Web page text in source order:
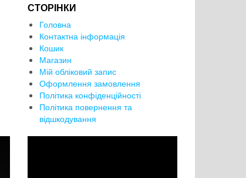
СТОРІНКИ
Головна
Контактна інформація
Кошик
Магазин
Мій обліковий запис
Оформлення замовлення
Політика конфіденційності
Політика повернення та
відшкодування